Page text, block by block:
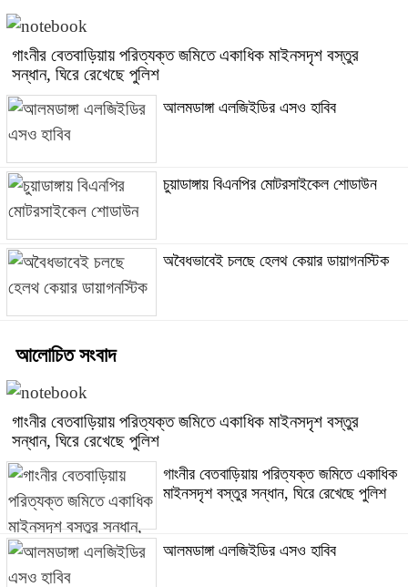
গাংনীর বেতবাড়িয়ায় পরিত্যক্ত জমিতে একাধিক মাইনসদৃশ বস্তুর
সন্ধান, ঘিরে রেখেছে পুলিশ
আলমডাঙ্গা এলজিইডির এসও হাবিব
চুয়াডাঙ্গায় বিএনপির মোটরসাইকেল শোডাউন
অবৈধভাবেই চলছে হেলথ কেয়ার ডায়াগনস্টিক
আলোচিত সংবাদ
গাংনীর বেতবাড়িয়ায় পরিত্যক্ত জমিতে একাধিক মাইনসদৃশ বস্তুর
সন্ধান, ঘিরে রেখেছে পুলিশ
গাংনীর বেতবাড়িয়ায় পরিত্যক্ত জমিতে একাধিক
মাইনসদৃশ বস্তুর সন্ধান, ঘিরে রেখেছে পুলিশ
আলমডাঙ্গা এলজিইডির এসও হাবিব